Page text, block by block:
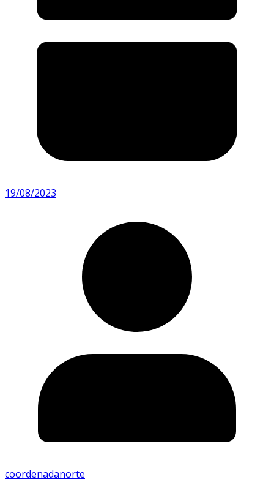
19/08/2023
coordenadanorte